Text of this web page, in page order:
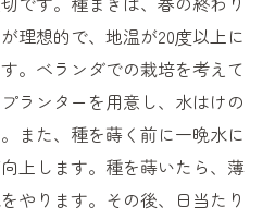
理想的で、地温が20度以上に
。ベランダでの栽培を考えて
ランターを用意し、水はけの
また、種を蒔く前に一晩水に
上します。種を蒔いたら、薄
やります。その後、日当たり